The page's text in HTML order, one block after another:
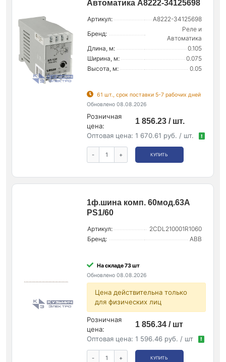
Автоматика A8222-34125698
Артикул:
A8222-34125698
Бренд:
Реле и
Автоматика
Длина, м:
0.105
Ширина, м:
0.075
Высота, м:
0.05
61 шт., срок поставки 5-7 рабочих дней
Обновлено 08.08.2026
Розничная
цена:
1 856.23 / шт.
Оптовая цена: 1 670.61 руб. / шт. !
- + КУПИТЬ
1ф.шина комп. 60мод.63А
PS1/60
Артикул:
2CDL210001R1060
Бренд:
ABB
На складе 73 шт
Обновлено 08.08.2026
Цена действительна только
для физических лиц
Розничная
цена:
1 856.34 / шт
Оптовая цена: 1 596.46 руб. / шт !
- + КУПИТЬ